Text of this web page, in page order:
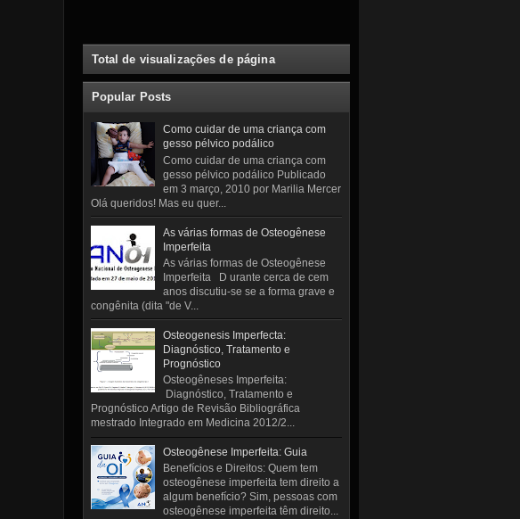
Total de visualizações de página
Popular Posts
Como cuidar de uma criança com
gesso pélvico podálico
Como cuidar de uma criança com
gesso pélvico podálico Publicado
em 3 março, 2010 por Marilia Mercer
Olá queridos! Mas eu quer...
As várias formas de Osteogênese
Imperfeita
As várias formas de Osteogênese
Imperfeita D urante cerca de cem
anos discutiu-se se a forma grave e
congênita (dita "de V...
Osteogenesis Imperfecta:
Diagnóstico, Tratamento e
Prognóstico
Osteogêneses Imperfeita:
Diagnóstico, Tratamento e
Prognóstico Artigo de Revisão Bibliográfica
mestrado Integrado em Medicina 2012/2...
Osteogênese Imperfeita: Guia
Benefícios e Direitos: Quem tem
osteogênese imperfeita tem direito a
algum benefício? Sim, pessoas com
osteogênese imperfeita têm direito...